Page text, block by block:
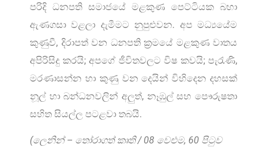
පරිදි ධනපති සමාජයේ මළකුණ පෙට්ටියක බහා
ඇණගසා වළලා දැමීමට නුපුළුවන. අප මධ්‍යයේම
කුණුවී, දිරාපත් වන ධනපති ක්‍රමයේ මළකුණ වාතය
අපිරිසිදු කරයි; අපගේ ජීවිතවලට විෂ කවයි; පැරැණි,
මරණාසන්න හා කුණු වන දෙයින් විහිදෙන දහසක්
නූල් හා බන්ධනවලින් අලුත්, නෑඹුල් සහ පෞරුෂතා
සහිත සියල්ල පටළවා තබයි.
(ලෙනින් – තෝරාගත් කෘති / 08 වෙළු‍ම, 60 පිටුව